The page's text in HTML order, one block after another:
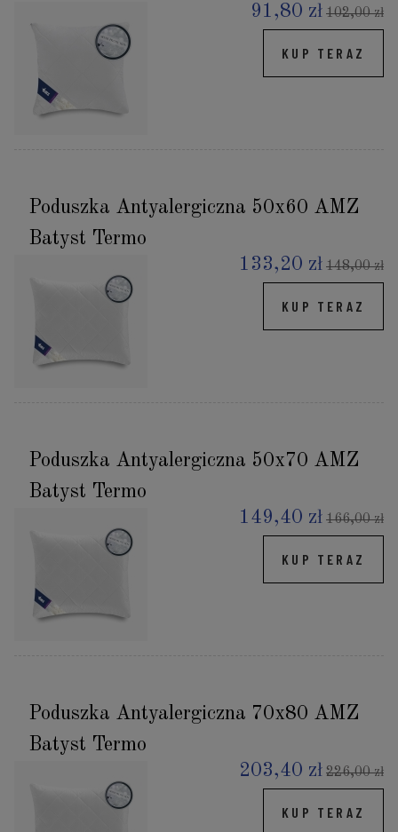
91,80 zł 102,00 zł
KUP TERAZ
Poduszka Antyalergiczna 50x60 AMZ
Batyst Termo
133,20 zł 148,00 zł
KUP TERAZ
Poduszka Antyalergiczna 50x70 AMZ
Batyst Termo
149,40 zł 166,00 zł
KUP TERAZ
Poduszka Antyalergiczna 70x80 AMZ
Batyst Termo
203,40 zł 226,00 zł
KUP TERAZ